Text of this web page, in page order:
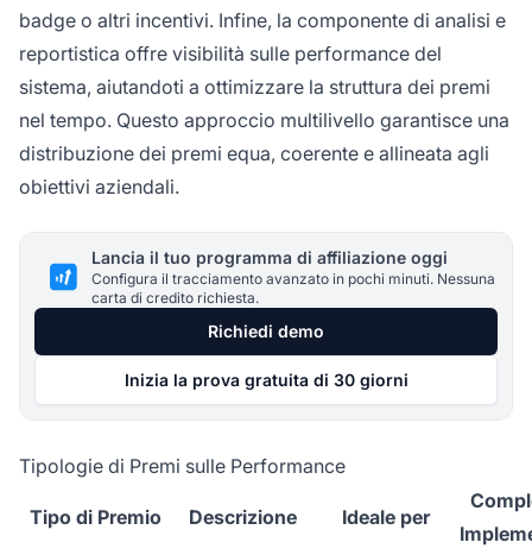
badge o altri incentivi. Infine, la componente di analisi e
reportistica offre visibilità sulle performance del
sistema, aiutandoti a ottimizzare la struttura dei premi
nel tempo. Questo approccio multilivello garantisce una
distribuzione dei premi equa, coerente e allineata agli
obiettivi aziendali.
Lancia il tuo programma di affiliazione oggi
Configura il tracciamento avanzato in pochi minuti. Nessuna
carta di credito richiesta.
Richiedi demo
Inizia la prova gratuita di 30 giorni
Tipologie di Premi sulle Performance
Tipo di Premio Descrizione Ideale per